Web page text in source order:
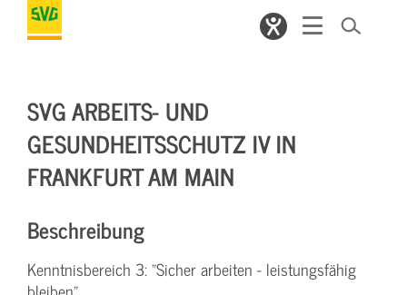
SVG ARBEITS- UND
GESUNDHEITSSCHUTZ IV IN
FRANKFURT AM MAIN
Beschreibung
Kenntnisbereich 3: "Sicher arbeiten - leistungsfähig